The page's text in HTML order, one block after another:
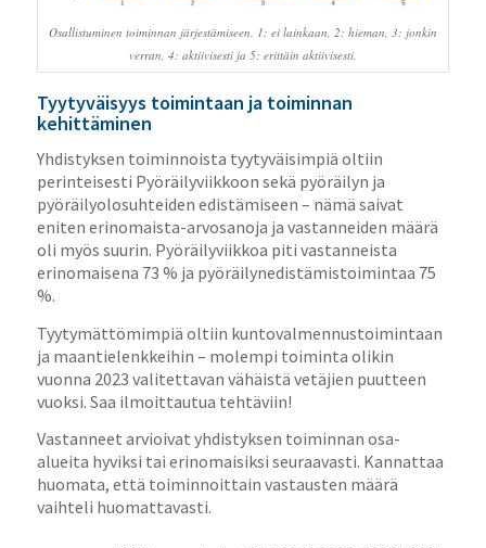
Osallistuminen toiminnan järjestämiseen. 1: ei lainkaan, 2: hieman, 3: jonkin
verran, 4: aktiivisesti ja 5: erittäin aktiivisesti.
Tyytyväisyys toimintaan ja toiminnan
kehittäminen
Yhdistyksen toiminnoista tyytyväisimpiä oltiin
perinteisesti Pyöräilyviikkoon sekä pyöräilyn ja
pyöräilyolosuhteiden edistämiseen – nämä saivat
eniten erinomaista-arvosanoja ja vastanneiden määrä
oli myös suurin. Pyöräilyviikkoa piti vastanneista
erinomaisena 73 % ja pyöräilynedistämistoimintaa 75
%.
Tyytymättömimpiä oltiin kuntovalmennustoimintaan
ja maantielenkkeihin – molempi toiminta olikin
vuonna 2023 valitettavan vähäistä vetäjien puutteen
vuoksi. Saa ilmoittautua tehtäviin!
Vastanneet arvioivat yhdistyksen toiminnan osa-
alueita hyviksi tai erinomaisiksi seuraavasti. Kannattaa
huomata, että toiminnoittain vastausten määrä
vaihteli huomattavasti.